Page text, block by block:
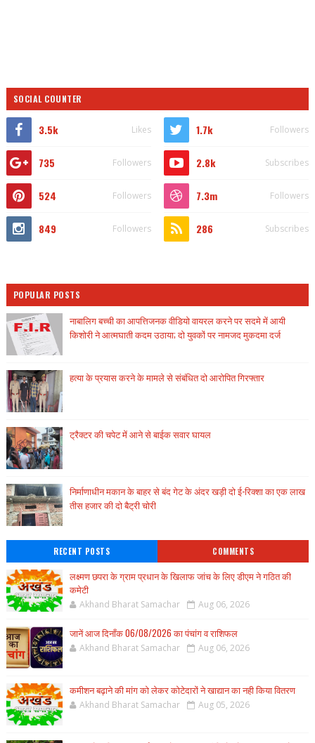
SOCIAL COUNTER
3.5k Likes 1.7k Followers
735 Followers 2.8k Subscribes
524 Followers 7.3m Followers
849 Followers 286 Subscribes
POPULAR POSTS
नाबालिग बच्ची का आपत्तिजनक वीडियो वायरल करने पर सदमे में आयी
किशोरी ने आत्मघाती कदम उठाया; दो युवकों पर नामजद मुकदमा दर्ज
हत्या के प्रयास करने के मामले से संबंधित दो आरोपित गिरफ्तार
ट्रैक्टर की चपेट में आने से बाईक सवार घायल
निर्माणाधीन मकान के बाहर से बंद गेट के अंदर खड़ी दो ई-रिक्शा का एक लाख
तीस हजार की दो बैट्री चोरी
RECENT POSTS COMMENTS
लक्ष्मण छपरा के ग्राम प्रधान के खिलाफ जांच के लिए डीएम ने गठित की
कमेटी
Akhand Bharat Samachar Aug 06, 2026
जानें आज दिनाँक 06/08/2026 का पंचांग व राशिफल
Akhand Bharat Samachar Aug 06, 2026
कमीशन बढ़ाने की मांग को लेकर कोटेदारों ने खाद्यान का नही किया वितरण
Akhand Bharat Samachar Aug 05, 2026